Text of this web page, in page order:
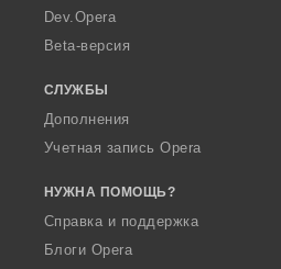
a
Dev.Opera
Beta-версия
СЛУЖБЫ
Дополнения
Учетная запись Opera
НУЖНА ПОМОЩЬ?
Справка и поддержка
Блоги Opera